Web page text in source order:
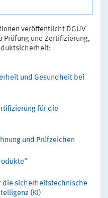
veröffentlicht DGUV
Prüfung und Zertifizierung,
und Gesundheit bei
für die
und Prüfzeichen
die sicherheitstechnische
(KI)